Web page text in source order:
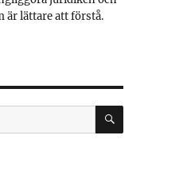
är lättare att förstå.
SÖK